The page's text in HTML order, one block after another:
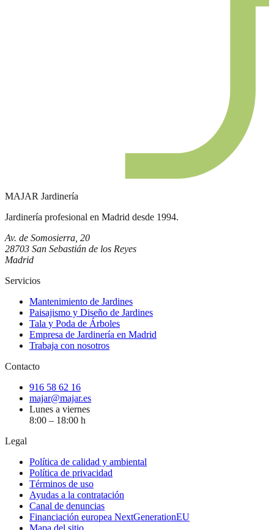
MAJAR Jardinería
Jardinería profesional en Madrid desde 1994.
Av. de Somosierra, 20
28703 San Sebastián de los Reyes
Madrid
Servicios
Mantenimiento de Jardines
Paisajismo y Diseño de Jardines
Tala y Poda de Árboles
Empresa de Jardinería en Madrid
Trabaja con nosotros
Contacto
916 58 62 16
majar@majar.es
Lunes a viernes
8:00 – 18:00 h
Legal
Política de calidad y ambiental
Política de privacidad
Términos de uso
Ayudas a la contratación
Canal de denuncias
Financiación europea NextGenerationEU